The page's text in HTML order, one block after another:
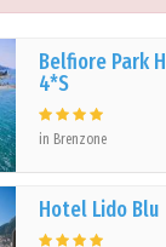
Belfiore Park
4*S
in Brenzone
Hotel Lido Blu